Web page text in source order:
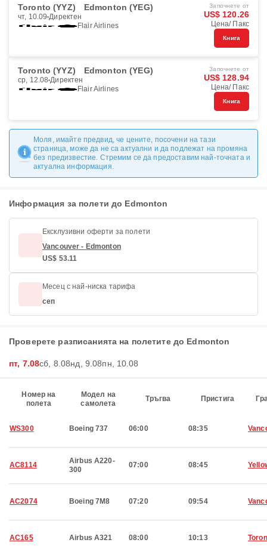
Toronto (YYZ) Edmonton (YEG)
чт, 10.09 Директен
Flair Airlines
Започнете от
US$ 120.26
Цена/ Пакс
Книга
Toronto (YYZ) Edmonton (YEG)
ср, 12.08 Директен
Flair Airlines
Започнете от
US$ 128.94
Цена/ Пакс
Книга
Моля, имайте предвид, че цените, посочени на тази
страница, може да не са актуални и да подлежат на промяна
без предизвестие. Стремим се да предоставим най-точната и
актуална информация.
Информация за полети до Edmonton
Ексклузивни оферти за полети
Vancouver - Edmonton
US$ 53.11
Месец с най-ниска тарифа
сеп
Проверете разписанията на полетите до Edmonton
пт, 7.08сб, 8.08нд, 9.08пн, 10.08
Номер на
полета
Модел на
самолета
Тръгва Пристига
WS300 Boeing 737 06:00 08:35
AC8114
Airbus A220-
300
07:00 08:45
AC2074 Boeing 7M8 07:20 09:54
AC165 Airbus A321 08:00 10:13